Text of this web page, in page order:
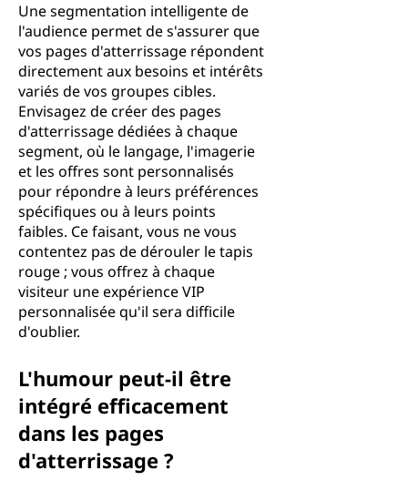
Une segmentation intelligente de
l'audience permet de s'assurer que
vos pages d'atterrissage répondent
directement aux besoins et intérêts
variés de vos groupes cibles.
Envisagez de créer des pages
d'atterrissage dédiées à chaque
segment, où le langage, l'imagerie
et les offres sont personnalisés
pour répondre à leurs préférences
spécifiques ou à leurs points
faibles. Ce faisant, vous ne vous
contentez pas de dérouler le tapis
rouge ; vous offrez à chaque
visiteur une expérience VIP
personnalisée qu'il sera difficile
d'oublier.
L'humour peut-il être
intégré efficacement
dans les pages
d'atterrissage ?